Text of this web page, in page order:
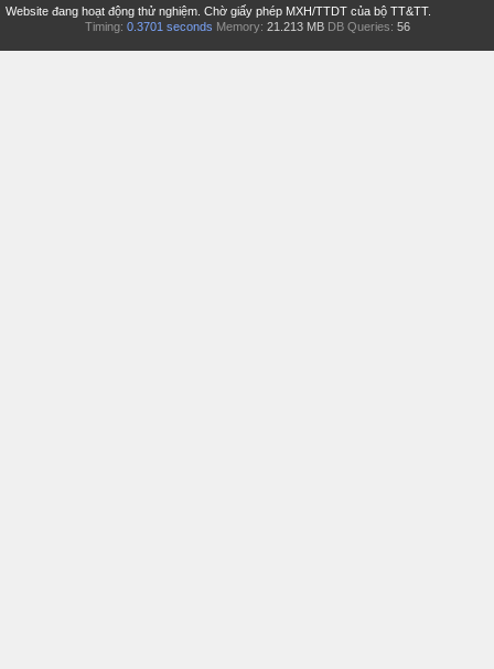
Website đang hoạt động thử nghiệm. Chờ giấy phép MXH/TTDT của bộ TT&TT.
Timing: 0.3701 seconds Memory: 21.213 MB DB Queries: 56